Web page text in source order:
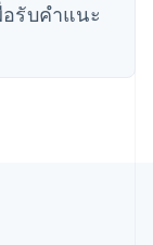
รับคําแนะ